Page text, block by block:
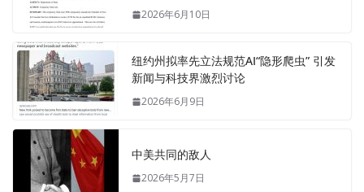
2026年6月10日
纽约州拟率先立法规范AI“隐形爬虫” 引发
新闻与科技界激烈讨论
2026年6月9日
中美共同的敌人
2026年5月7日